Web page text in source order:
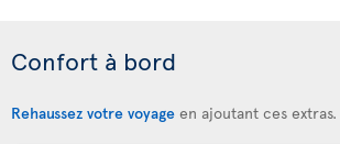
Confort à bord
Rehaussez votre voyage en ajoutant ces extras.